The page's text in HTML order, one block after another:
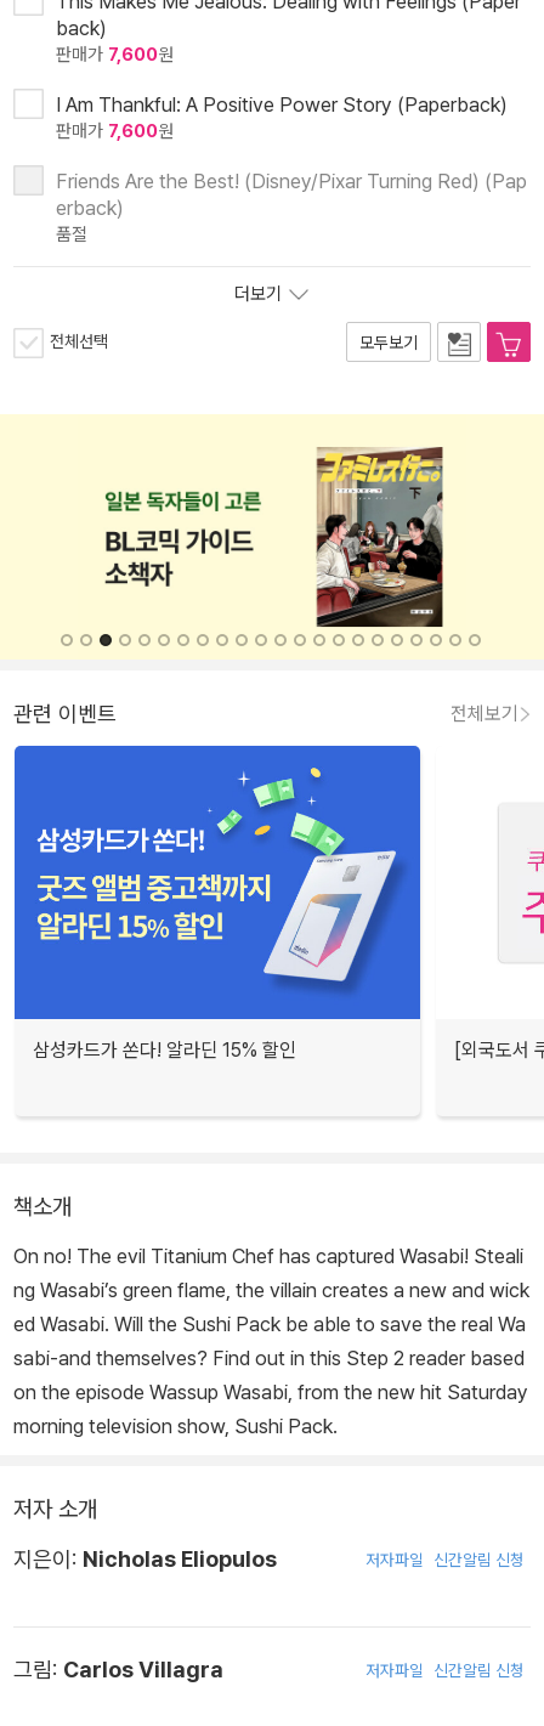
back)
판매가 7,600원
I Am Thankful: A Positive Power Story (Paperback)
판매가 7,600원
Friends Are the Best! (Disney/Pixar Turning Red) (Pap
erback)
품절
더보기
전체선택 모두보기
관련 이벤트 전체보기
삼성카드가 쏜다! 알라딘 15% 할인 [외국도서
책소개
On no! The evil Titanium Chef has captured Wasabi! Steali
ng Wasabi’s green flame, the villain creates a new and wick
ed Wasabi. Will the Sushi Pack be able to save the real Wa
sabi-and themselves? Find out in this Step 2 reader based
on the episode Wassup Wasabi, from the new hit Saturday
morning television show, Sushi Pack.
저자 소개
지은이: Nicholas Eliopulos 저자파일 신간알림 신청
그림: Carlos Villagra 저자파일 신간알림 신청